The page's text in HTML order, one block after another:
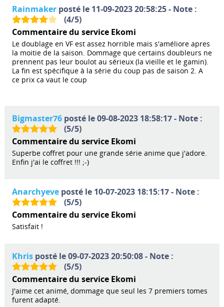
Rainmakerposté le 11-09-2023 20:58:25 - Note :
(4/5)
Commentaire du service Ekomi
Le doublage en VF est assez horrible mais s'améliore apres
la moitie de la saison. Dommage que certains doubleurs ne
prennent pas leur boulot au sérieux (la vieille et le gamin).
La fin est spécifique à la série du coup pas de saison 2. A
ce prix ca vaut le coup
Bigmaster76posté le 09-08-2023 18:58:17 - Note :
(5/5)
Commentaire du service Ekomi
Superbe coffret pour une grande série anime que j'adore.
Enfin j'ai le coffret !!! ;-)
Anarchyeveposté le 10-07-2023 18:15:17 - Note :
(5/5)
Commentaire du service Ekomi
Satisfait !
Khrisposté le 09-07-2023 20:50:08 - Note :
(5/5)
Commentaire du service Ekomi
J'aime cet animé, dommage que seul les 7 premiers tomes
furent adapté.